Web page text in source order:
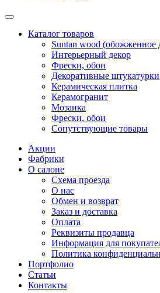
Каталог товаров
Suntan wood (обожженное
Интерьерный декор
Фрески, обои
Декоративные штукатурки
Керамическая плитка
Керамогранит
Мозаика
Фрески, обои
Сопутствующие товары
Акции
Фабрики
О салоне
Схема проезда
О нас
Обмен и возврат
Заказ и доставка
Оплата
Реквизиты продавца
Информация для
Политика
Портфолио
Статьи
Контакты